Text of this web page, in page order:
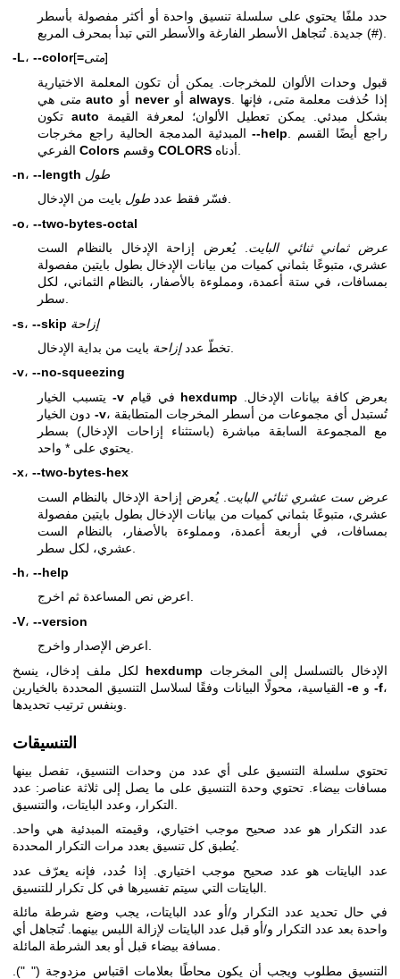
حدد ملفًا يحتوي على سلسلة تنسيق واحدة أو أكثر مفصولة بأسطر
جديدة. تُتجاهل الأسطر الفارغة والأسطر التي تبدأ بمحرف المربع (#).
-L، --color[=متى]
قبول وحدات الألوان للمخرجات. يمكن أن تكون المعلمة الاختيارية
متى هيauto never أوalways . إذا حُذفت معلمةمتى، فإنها
auto
المبدئية المدمجة الحالية راجع مخرجات--help
Colors COLORS
-n، --length طول
فسّر فقط عدد طول
بايت من الإدخال.
-o، --two-bytes-octal
عرض ثماني ثنائي البايت. يُعرض إزاحة الإدخال بالنظام الست
عشري، متبوعًا بثماني كميات من بيانات الإدخال بطول بايتين مفصولة
بمسافات، في ستة أعمدة، ومملوءة بالأصفار، بالنظام الثماني، لكل
سطر.
-s، --skip إزاحة
تخطّ عددإزاحة
-v، --no-squeezing
-v hexdump
-v، تُستبدل أي مجموعات من أسطر المخرجات المتطابقة
مع المجموعة السابقة مباشرة (باستثناء إزاحات الإدخال) بسطر
-x، --two-bytes-hex
عرض ست عشري ثنائي البايت . يُعرض إزاحة الإدخال بالنظام الست
عشري، متبوعًا بثماني كميات من بيانات الإدخال بطول بايتين مفصولة
بمسافات، في أربعة أعمدة، ومملوءة بالأصفار، بالنظام الست
-h، --help
اعرض نص المساعدة ثم اخرج.
-V، --version
hexdump
القياسية، محولًا البيانات وفقًا لسلاسل التنسيق المحددة بالخيارين-e و-f،
التنسيقات
تحتوي سلسلة التنسيق على أي عدد من وحدات التنسيق، تفصل بينها
مسافات بيضاء. تحتوي وحدة التنسيق على ما يصل إلى ثلاثة عناصر: عدد
عدد التكرار هو عدد صحيح موجب اختياري، وقيمته المبدئية هي واحد.
يُطبق كل تنسيق بعدد مرات التكرار المحددة.
عدد البايتات هو عدد صحيح موجب اختياري. إذا حُدد، فإنه يعرّف عدد
في حال تحديد عدد التكرار و/أو عدد البايتات، يجب وضع شرطة مائلة
واحدة بعد عدد التكرار و/أو قبل عدد البايتات لإزالة اللبس بينهما. تُتجاهل أي
التنسيق مطلوب ويجب أن يكون محاطًا بعلامات اقتباس مزدوجة (" ").